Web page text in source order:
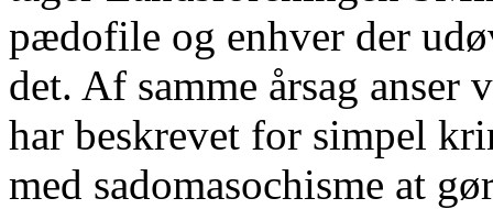
pædofile og enhver der
det. Af samme årsag anser
har beskrevet for simpel
med sadomasochisme at